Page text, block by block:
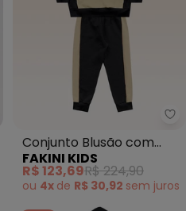
- Conjunto com
Conjunto Blusão com
Capuz e Calça (Preto)
FAKINI KIDS
R$ 123,69R$ 224,90
ou 4x de R$ 30,92 semjuros